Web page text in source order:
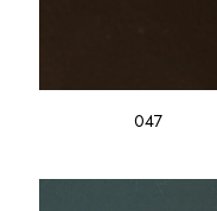
047